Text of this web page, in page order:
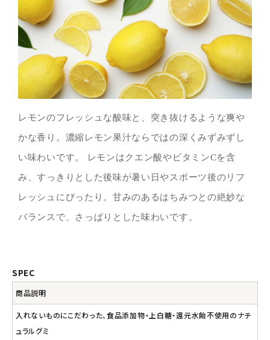
レモンのフレッシュな酸味と、突き抜けるような爽や
かな香り。濃縮レモン果汁ならではの深くみずみずし
い味わいです。 レモンはクエン酸やビタミンCを含
み、すっきりとした後味が暑い日やスポーツ後のリフ
レッシュにぴったり。甘みのあるはちみつとの絶妙な
バランスで、さっぱりとした味わいです。
SPEC
商品説明
入れないものにこだわった、食品添加物・上白糖・還元水飴不使用のナチ
ュラルグミ